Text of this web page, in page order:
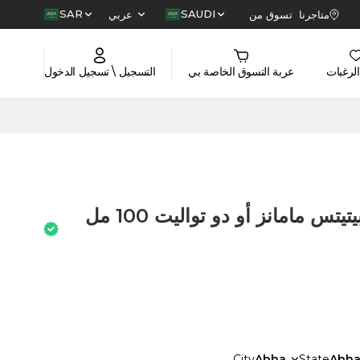
متاجرنا تسوق من SAUDI عربي SAR
عربة التسوق الخاصة بي التسجيل \ تسجيل الدخول
مجموعة عطر بولغري بيتيتس مامانز أو دو تواليت 100 مل